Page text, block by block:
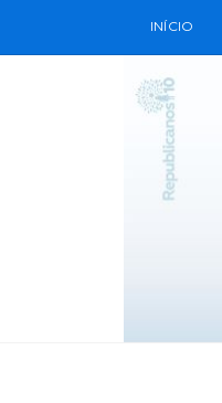
INÍCIO